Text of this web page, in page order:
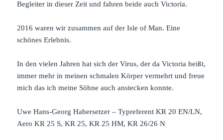
Begleiter in dieser Zeit und fahren beide auch Victoria.
2016 waren wir zusammen auf der Isle of Man. Eine
schönes Erlebnis.
In den vielen Jahren hat sich der Virus, der da Victoria heißt,
immer mehr in meinen schmalen Körper vermehrt und freue
mich das ich meine Söhne auch anstecken konnte.
Uwe Hans-Georg Habersetzer – Typreferent KR 20 EN/LN,
Aero KR 25 S, KR 25, KR 25 HM, KR 26/26 N